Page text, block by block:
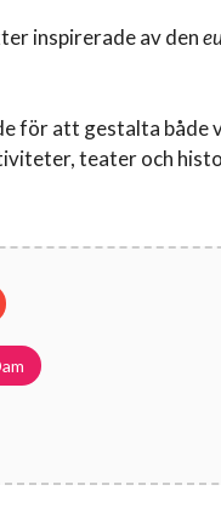
inspirerade av den
för att gestalta både
teater och